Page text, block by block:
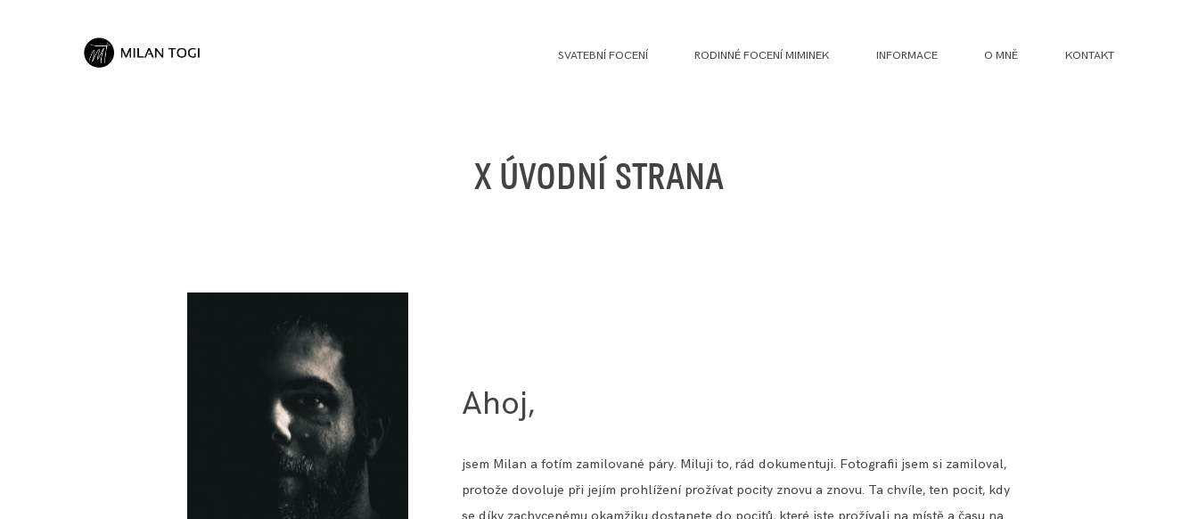
SVATEBNÍ FOCENÍ RODINNÉ FOCENÍ MIMINEK INFORMACE O MNĚ KONTAKT
X ÚVODNÍ STRANA
Ahoj,
jsem Milan a fotím zamilované páry. Miluji to, rád dokumentuji. Fotografii jsem si zamiloval,
protože dovoluje při jejím prohlížení prožívat pocity znovu a znovu. Ta chvíle, ten pocit, kdy
se díky zachycenému okamžiku dostanete do pocitů, které jste prožívali na místě a času na